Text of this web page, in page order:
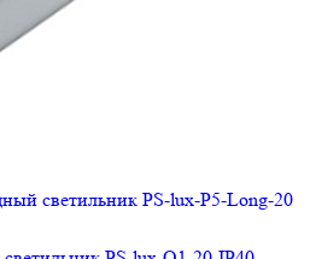
светильник PS-lux-P5-Long-20